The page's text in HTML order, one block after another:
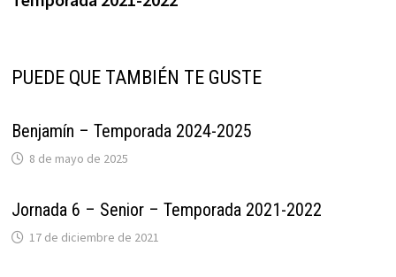
entradas
PUEDE QUE TAMBIÉN TE GUSTE
Benjamín – Temporada 2024-2025
8 de mayo de 2025
Jornada 6 – Senior – Temporada 2021-2022
17 de diciembre de 2021